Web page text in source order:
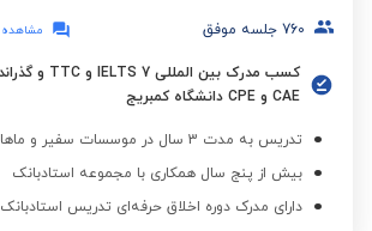
760 جلسه موفق مشاهده 33 دیدگاه
CAE و CPE دانشگاه کمبریج
تدریس به مدت 3 سال در موسسات سفیر و ماهان و مهرسجاد
بیش از پنج سال همکاری با مجموعه استادبانک
دارای مدرک دوره اخلاق حرفه‌ای تدریس استادبانک